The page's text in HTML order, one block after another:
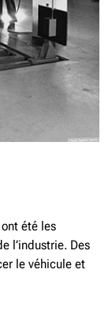
été les
l’industrie. Des
le véhicule et